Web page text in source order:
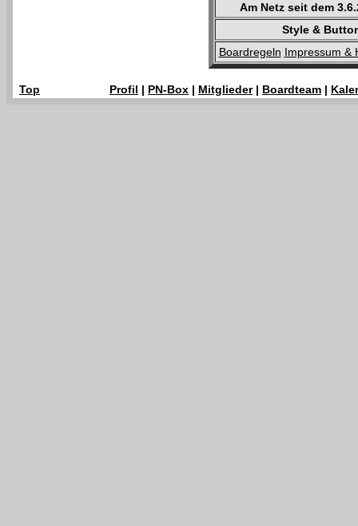
Am Netz seit dem
Style &
Boardregeln Impressum &
Top Profil | PN-Box | Mitglieder| Boardteam |